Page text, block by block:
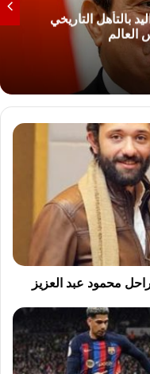
انتقال محمد صلاح إلى
سبور
محمود عبد العزيز